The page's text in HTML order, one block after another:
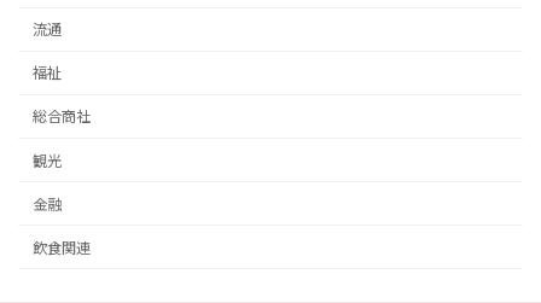
流通
福祉
総合商社
観光
金融
飲食関連